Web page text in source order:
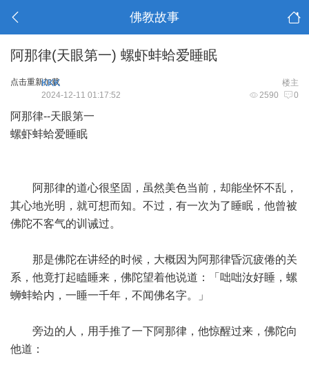
佛教故事
阿那律(天眼第一) 螺虾蚌蛤爱睡眠
点击重新加载 楼主
KKK
2590 0
2024-12-11 01:17:52
阿那律--天眼第一
螺虾蚌蛤爱睡眠
阿那律的道心很坚固，虽然美色当前，却能坐怀不乱，
其心地光明，就可想而知。不过，有一次为了睡眠，他曾被
佛陀不客气的训诫过。
那是佛陀在讲经的时候，大概因为阿那律昏沉疲倦的关
系，他竟打起瞌睡来，佛陀望着他说道：「咄咄汝好睡，螺
蛳蚌蛤内，一睡一千年，不闻佛名字。」
旁边的人，用手推了一下阿那律，他惊醒过来，佛陀向
他道：